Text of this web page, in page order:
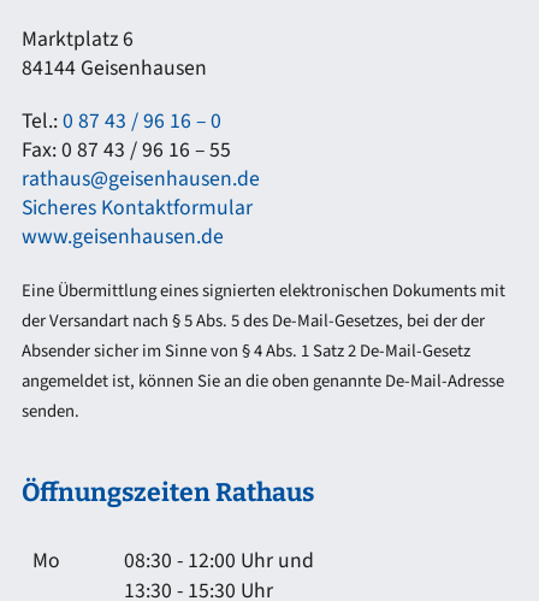
Marktplatz 6
84144 Geisenhausen
Tel.:0 87 43 / 96 16 – 0
Fax: 0 87 43 / 96 16 – 55
rathaus@geisenhausen.de
Sicheres Kontaktformular
www.geisenhausen.de
Eine Übermittlung eines signierten elektronischen Dokuments mit
der Versandart nach § 5 Abs. 5 des De-Mail-Gesetzes, bei der der
Absender sicher im Sinne von § 4 Abs. 1 Satz 2 De-Mail-Gesetz
angemeldet ist, können Sie an die oben genannte De-Mail-Adresse
senden.
Öffnungszeiten Rathaus
Mo
08:30 - 12:00 Uhr und
13:30 - 15:30 Uhr